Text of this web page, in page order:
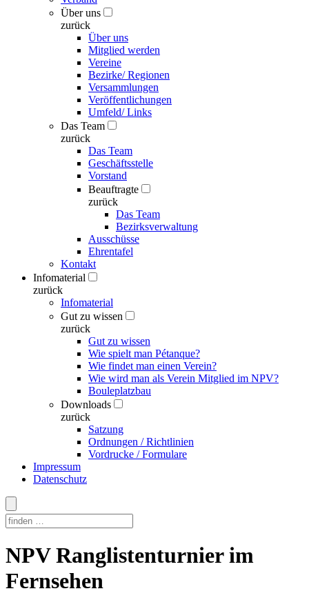
Über uns
zurück
Über uns
Mitglied werden
Vereine
Bezirke/ Regionen
Versammlungen
Veröffentlichungen
Umfeld/ Links
Das Team
zurück
Das Team
Geschäftsstelle
Vorstand
Beauftragte
zurück
Das Team
Bezirksverwaltung
Ausschüsse
Ehrentafel
Kontakt
Infomaterial
zurück
Infomaterial
Gut zu wissen
zurück
Gut zu wissen
Wie spielt man Pétanque?
Wie findet man einen Verein?
Wie wird man als Verein Mitglied im NPV?
Bouleplatzbau
Downloads
zurück
Satzung
Ordnungen / Richtlinien
Vordrucke / Formulare
Impressum
Datenschutz
Skip
to
content
NPV Ranglistenturnier im
Fernsehen